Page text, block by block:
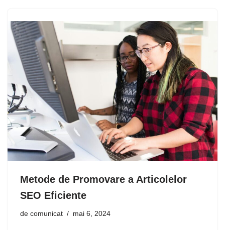
Metode de Promovare a Articolelor
SEO Eficiente
de comunicat mai 6, 2024